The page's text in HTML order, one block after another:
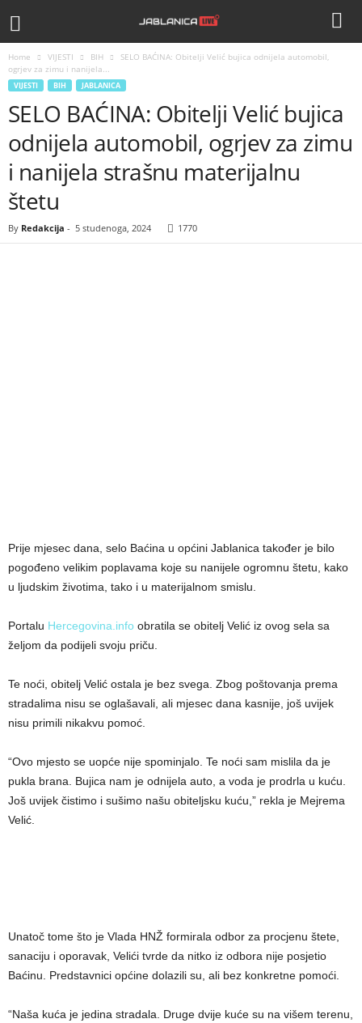
Home VIJESTI BIH
SELO BAĆINA: Obitelji Velić bujica odnijela automobil,
ogrjev za zimu i nanijela...
VIJESTI BIH JABLANICA
SELO BAĆINA: Obitelji Velić bujica
odnijela automobil, ogrjev za zimu
i nanijela strašnu materijalnu
štetu
By Redakcija - 5 studenoga, 2024 1770
Prije mjesec dana, selo Baćina u općini Jablanica također je bilo
pogođeno velikim poplavama koje su nanijele ogromnu štetu, kako
u ljudskim životima, tako i u materijalnom smislu.
Portalu Hercegovina.info obratila se obitelj Velić iz ovog sela sa
željom da podijeli svoju priču.
Te noći, obitelj Velić ostala je bez svega. Zbog poštovanja prema
stradalima nisu se oglašavali, ali mjesec dana kasnije, još uvijek
nisu primili nikakvu pomoć.
“Ovo mjesto se uopće nije spominjalo. Te noći sam mislila da je
pukla brana. Bujica nam je odnijela auto, a voda je prodrla u kuću.
Još uvijek čistimo i sušimo našu obiteljsku kuću,” rekla je Mejrema
Velić.
Unatoč tome što je Vlada HNŽ formirala odbor za procjenu štete,
sanaciju i oporavak, Velići tvrde da nitko iz odbora nije posjetio
Baćinu. Predstavnici općine dolazili su, ali bez konkretne pomoći.
“Naša kuća je jedina stradala. Druge dvije kuće su na višem terenu,